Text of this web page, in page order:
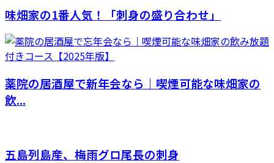
味畑家の1番人気！「刺身の盛り合わせ」
薬院の居酒屋で新年会なら｜喫煙可能な味畑家の
飲...
五島列島産、梅雨グロ尾長の刺身